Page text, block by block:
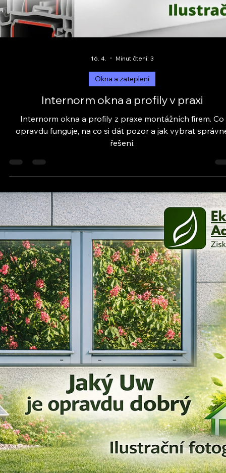
Aluplast profily oken a dveří v praxi
výhody, nevýhody a na co si dát pozor při výběru.
před rozhodnutím.